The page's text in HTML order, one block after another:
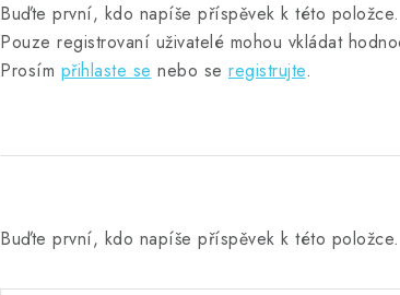
Buďte první, kdo napíše příspěvek k této položce.
Pouze registrovaní uživatelé mohou vkládat
Prosím přihlaste se nebo se registrujte.
Buďte první, kdo napíše příspěvek k této položce.